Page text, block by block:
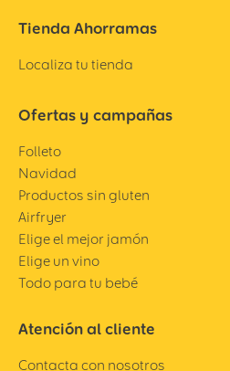
Tienda Ahorramas
Localiza tu tienda
Ofertas y campañas
Folleto
Navidad
Productos sin gluten
Airfryer
Elige el mejor jamón
Elige un vino
Todo para tu bebé
Atención al cliente
Contacta con nosotros